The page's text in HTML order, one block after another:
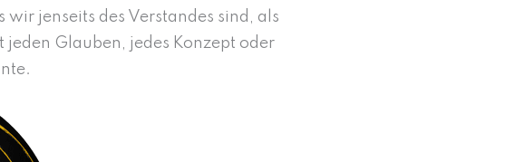
jenseits des Verstandes sind, als
Glauben, jedes Konzept oder